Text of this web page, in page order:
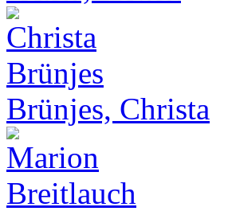
Brünjes, Christa